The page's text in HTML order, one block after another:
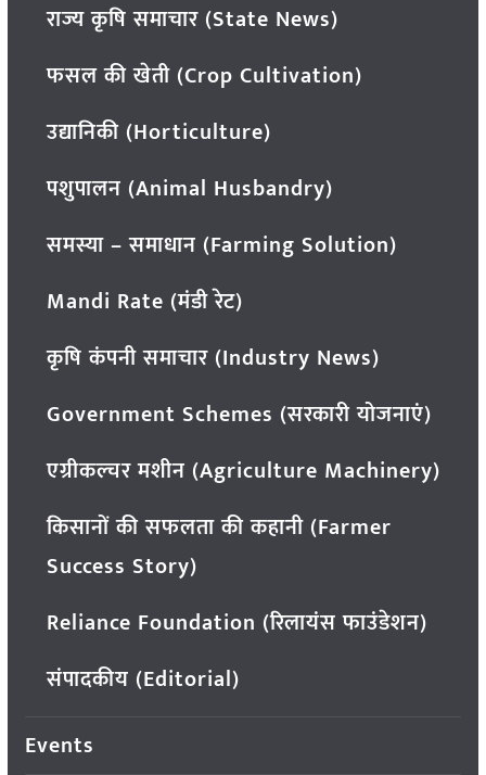
राज्य कृषि समाचार (State News)
फसल की खेती (Crop Cultivation)
उद्यानिकी (Horticulture)
पशुपालन (Animal Husbandry)
समस्या – समाधान (Farming Solution)
Mandi Rate (मंडी रेट)
कृषि कंपनी समाचार (Industry News)
Government Schemes (सरकारी योजनाएं)
एग्रीकल्चर मशीन (Agriculture Machinery)
किसानों की सफलता की कहानी (Farmer
Success Story)
Reliance Foundation (रिलायंस फाउंडेशन)
संपादकीय (Editorial)
Events